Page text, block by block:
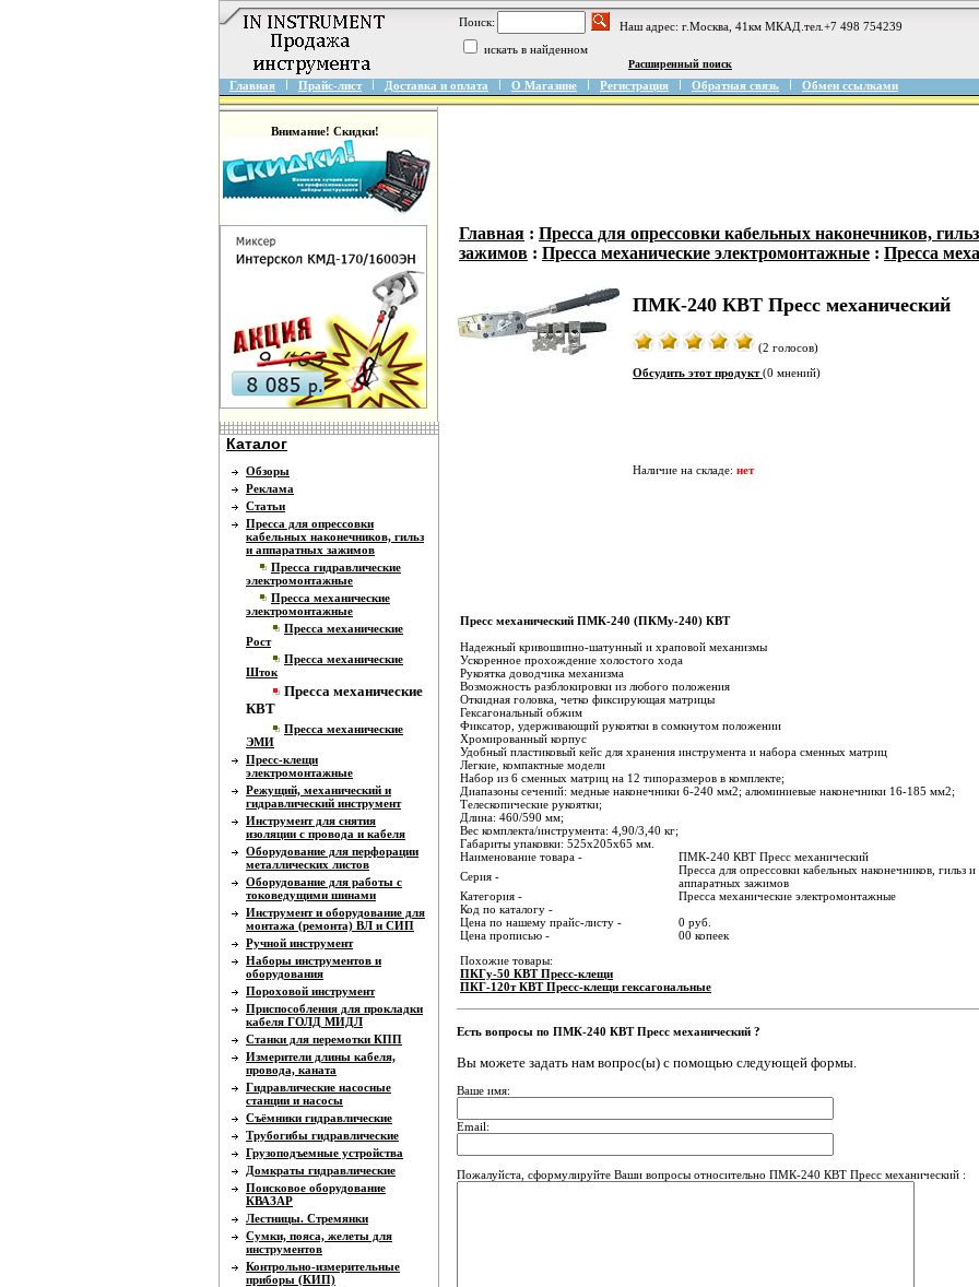
Поиск:
Наш адрес: г.Москва, 41км МКАД.тел.+7 498 754239
искать в найденном
Расширенный поиск
Главная Прайс-лист Доставка и оплата О Магазине Регистрация Обратная связь Обмен ссылками
Внимание! Скидки!
Каталог
Обзоры
Реклама
Статьи
Пресса для опрессовки
кабельных наконечников, гильз
и аппаратных зажимов
Пресса гидравлические
электромонтажные
Пресса механические
электромонтажные
Пресса механические
Рост
Пресса механические
Шток
Пресса механические
КВТ
Пресса механические
ЭМИ
Пресс-клещи
электромонтажные
Режущий, механический и
гидравлический инструмент
Инструмент для снятия
изоляции с провода и кабеля
Оборудование для перфорации
металлических листов
Оборудование для работы с
токоведущими шинами
Инструмент и оборудование для
монтажа (ремонта) ВЛ и СИП
Ручной инструмент
Наборы инструментов и
оборудования
Пороховой инструмент
Приспособления для прокладки
кабеля ГОЛД МИДЛ
Станки для перемотки КПП
Измерители длины кабеля,
провода, каната
Гидравлические насосные
станции и насосы
Съёмники гидравлические
Трубогибы гидравлические
Грузоподъемные устройства
Домкраты гидравлические
Поисковое оборудование
КВАЗАР
Лестницы. Стремянки
Сумки, пояса, желеты для
инструментов
Контрольно-измерительные
приборы (КИП)
Главная : Пресса для опрессовки кабельных наконечников,
зажимов : Пресса механические электромонтажные : Пресса
ПМК-240 КВТ Пресс механический
(2 голосов)
Обсудить этот продукт(0 мнений)
Наличие на складе: нет
Пресс механический ПМК-240 (ПКМу-240) КВТ
Надежный кривошипно-шатунный и храповой механизмы
Ускоренное прохождение холостого хода
Рукоятка доводчика механизма
Возможность разблокировки из любого положения
Откидная головка, четко фиксирующая матрицы
Гексагональный обжим
Фиксатор, удерживающий рукоятки в сомкнутом положении
Хромированный корпус
Удобный пластиковый кейс для хранения инструмента и набора сменных матриц
Легкие, компактные модели
Набор из 6 сменных матриц на 12 типоразмеров в комплекте;
Диапазоны сечений: медные наконечники 6-240 мм2; алюминиевые наконечники 16-185 мм2;
Телескопические рукоятки;
Длина: 460/590 мм;
Вес комплекта/инструмента: 4,90/3,40 кг;
Габариты упаковки: 525х205х65 мм.
Наименование товара -
ПМК-240 КВТ Пресс механический
Серия -
Пресса для опрессовки кабельных наконечников, гильз и
аппаратных зажимов
Категория -
Пресса механические электромонтажные
Код по каталогу -
Цена по нашему прайс-листу -
0 руб.
Цена прописью -
00 копеек
Похожие товары:
ПКГу-50 КВТ Пресс-клещи
ПКГ-120т КВТ Пресс-клещи гексагональные
Есть вопросы по ПМК-240 КВТ Пресс механический ?
Вы можете задать нам вопрос(ы) с помощью следующей формы.
Ваше имя:
Email:
Пожалуйста, сформулируйте Ваши вопросы относительно ПМК-240 КВТ Пресс механический :